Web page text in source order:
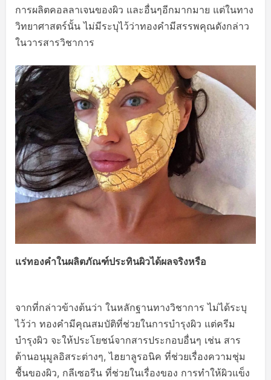
การผลิตคอลลาเจนของผิว และอื่นๆอีกมากมาย แต่ในทาง
วิทยาศาสตร์นั้น ไม่มีระบุไว้ว่าทองคำมีสรรพคุณดังกล่าว
ในวารสารวิชาการ
แร่ทองคำในผลิตภัณฑ์ประทินผิวได้ผลจริงหรือ
จากที่กล่าวข้างต้นว่า ในหลักฐานทางวิชาการ ไม่ได้ระบุ
ไว้ว่า ทองคำมีคุณสมบัติที่ช่วยในการบำรุงผิว แต่ครีม
บำรุงผิว จะให้ประโยชน์จากสารประกอบอื่นๆ เช่น สาร
ต้านอนุมูลอิสระต่างๆ, ไฮยาลูรอนิค ที่ช่วยเรื่องความชุ่ม
ชื้นของผิว, กลีเซอรีน ที่ช่วยในเรื่องของ การทำให้ผิวแข็ง